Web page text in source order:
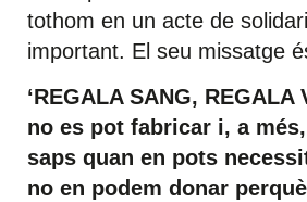
tothom en un acte de
important. El seu missatge
‘REGALA SANG, REGALA
no es pot fabricar i, a
saps quan en pots
no en podem donar